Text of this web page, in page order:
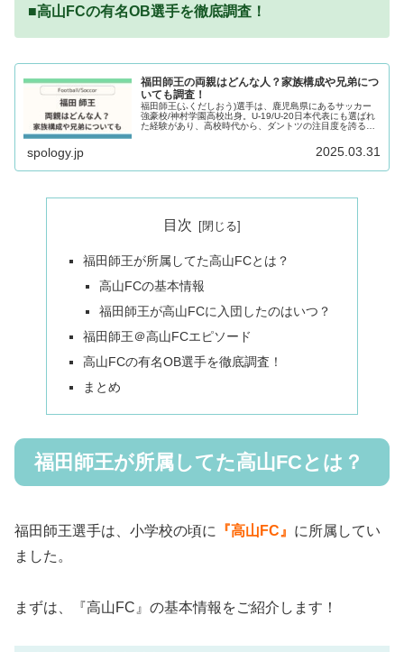
■高山FCの有名OB選手を徹底調査！
福田師王の両親はどんな人？家族構成や兄弟につ
いても調査！
福田師王(ふくだしおう)選手は、鹿児島県にあるサッカー
強豪校/神村学園高校出身。U-19/U-20日本代表にも選ばれ
た経験があり、高校時代から、ダントツの注目度を誇るサ
spology.jp 2025.03.31
目次
福田師王が所属してた高山FCとは？
高山FCの基本情報
福田師王が高山FCに入団したのはいつ？
福田師王＠高山FCエピソード
高山FCの有名OB選手を徹底調査！
まとめ
福田師王が所属してた高山FCとは？
福田師王選手は、小学校の頃に 『高山FC』 に所属してい
ました。
まずは、『高山FC』の基本情報をご紹介します！